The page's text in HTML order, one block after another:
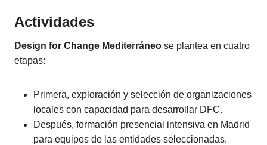
Actividades
Design for Change Mediterráneo se plantea en cuatro
etapas:
Primera, exploración y selección de organizaciones
locales con capacidad para desarrollar DFC.
Después, formación presencial intensiva en Madrid
para equipos de las entidades seleccionadas.